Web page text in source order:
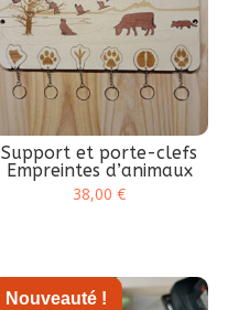
Support et porte-clefs
Empreintes d’animaux
38,00€
Nouveauté !